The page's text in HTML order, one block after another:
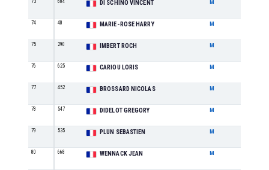
73 684 DI SCHINO VINCENT M
74 40 MARIE-ROSE HARRY M
75 290 IMBERT ROCH M
76 625 CARIOU LORIS M
77 452 BROSSARD NICOLAS M
78 547 DIDELOT GREGORY M
79 535 PLUN SEBASTIEN M
80 668 WENNACK JEAN M